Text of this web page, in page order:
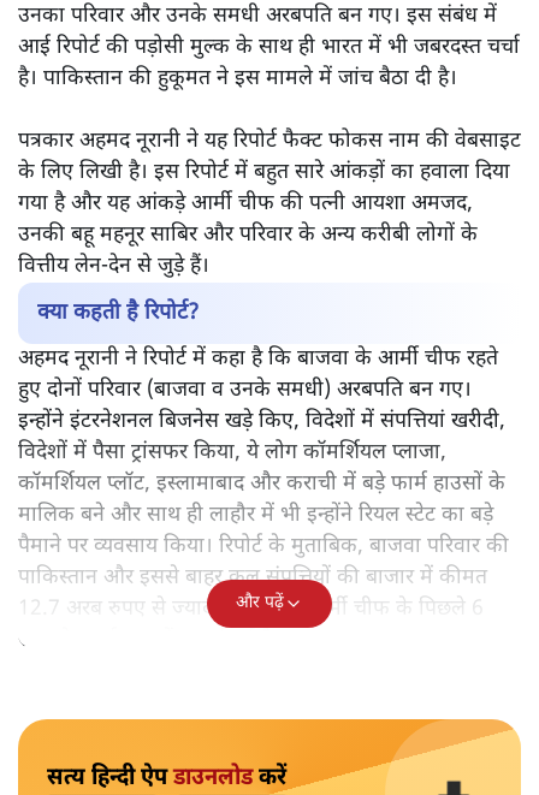
उनका परिवार और उनके समधी अरबपति बन गए। इस संबंध में
आई रिपोर्ट की पड़ोसी मुल्क के साथ ही भारत में भी जबरदस्त चर्चा
है। पाकिस्तान की हुकूमत ने इस मामले में जांच बैठा दी है।
पत्रकार अहमद नूरानी ने यह रिपोर्ट फैक्ट फोकस नाम की वेबसाइट
के लिए लिखी है। इस रिपोर्ट में बहुत सारे आंकड़ों का हवाला दिया
गया है और यह आंकड़े आर्मी चीफ की पत्नी आयशा अमजद,
उनकी बहू महनूर साबिर और परिवार के अन्य करीबी लोगों के
वित्तीय लेन-देन से जुड़े हैं।
क्या कहती है रिपोर्ट?
अहमद नूरानी ने रिपोर्ट में कहा है कि बाजवा के आर्मी चीफ रहते
हुए दोनों परिवार (बाजवा व उनके समधी) अरबपति बन गए।
इन्होंने इंटरनेशनल बिजनेस खड़े किए, विदेशों में संपत्तियां खरीदी,
विदेशों में पैसा ट्रांसफर किया, ये लोग कॉमर्शियल प्लाजा,
कॉमर्शियल प्लॉट, इस्लामाबाद और कराची में बड़े फार्म हाउसों के
मालिक बने और साथ ही लाहौर में भी इन्होंने रियल स्टेट का बड़े
पैमाने पर व्यवसाय किया। रिपोर्ट के मुताबिक, बाजवा परिवार की
पाकिस्तान और इससे बाहर कुल संपत्तियों की बाजार में कीमत
12.7 अरब रुपए से ज्यादा है और यह आर्मी चीफ के पिछले 6
साल के कार्यकाल में कमाई गई है।
और पढ़ें
सत्य हिन्दी ऐपडाउनलोडकरें